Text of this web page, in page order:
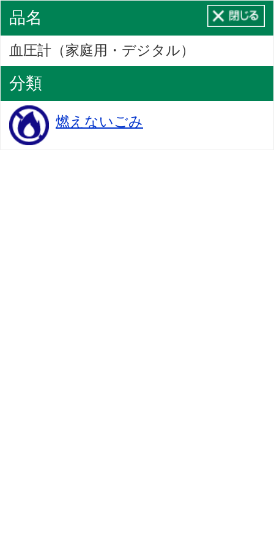
品名
血圧計（家庭用・デジタル）
分類
燃えないごみ